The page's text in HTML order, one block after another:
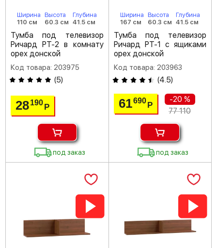
Ширина
110 см
Высота
60.3 см
Глубина
41.5 см
Тумба под телевизор
Ричард РТ-2 в комнату
орех донской
Код товара: 203975
(5)
28190Р
под заказ
Ширина
167 см
Высота
60.3 см
Глубина
41.5 см
Тумба под телевизор
Ричард РТ-1 с ящиками
орех донской
Код товара: 203963
(4.5)
61690 Р
-20 %
77 110
под заказ